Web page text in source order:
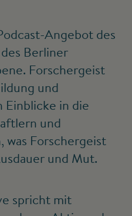
Angebot des
Berliner
Forschergeist
und
Einblicke in die
und
was Forschergeist
und Mut.
spricht mit